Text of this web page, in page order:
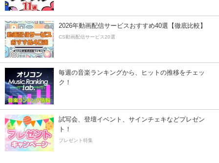
2026年動画配信サービスおすすめ40選【徹底比較】
CS動画配信サービス20選
毎週の音楽ランキングから、ヒットの推移をチェッ
ク！
試写会、登壇イベント、サインチェキなどプレゼン
ト！
プレゼント特集